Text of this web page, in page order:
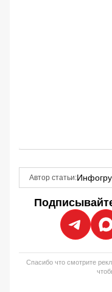
Автор статьи:
Спасибо что смотрите